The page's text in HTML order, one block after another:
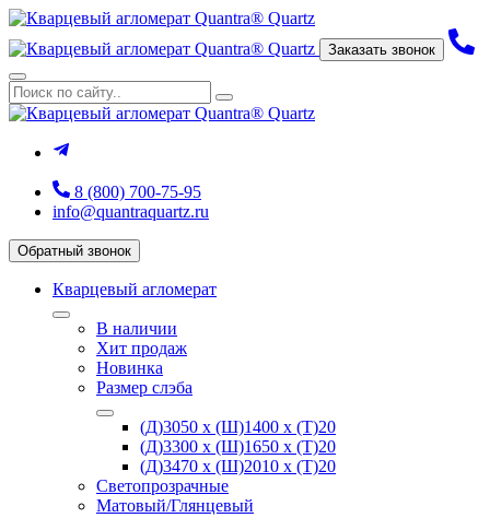
Заказать звонок
8 (800) 700-75-95
info@quantraquartz.ru
Обратный звонок
Кварцевый агломерат
В наличии
Хит продаж
Новинка
Размер слэба
(Д)3050 х (Ш)1400 х (Т)20
(Д)3300 х (Ш)1650 х (Т)20
(Д)3470 х (Ш)2010 х (Т)20
Светопрозрачные
Матовый/Глянцевый